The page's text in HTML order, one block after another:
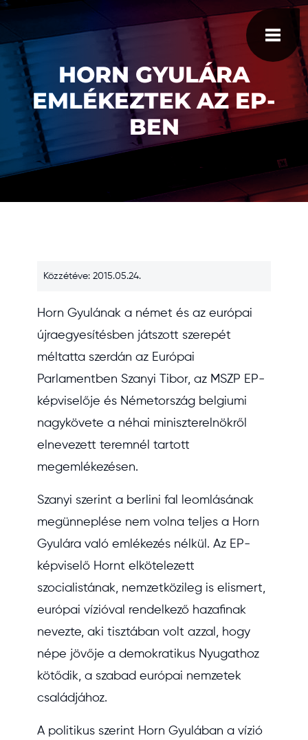
HORN GYULÁRA
EMLÉKEZTEK AZ EP-
BEN
Közzétéve: 2015.05.24.
Horn Gyulának a német és az európai
újraegyesítésben játszott szerepét
méltatta szerdán az Európai
Parlamentben Szanyi Tibor, az MSZP EP-
képviselője és Németország belgiumi
nagykövete a néhai miniszterelnökről
elnevezett teremnél tartott
megemlékezésen.
Szanyi szerint a berlini fal leomlásának
megünneplése nem volna teljes a Horn
Gyulára való emlékezés nélkül. Az EP-
képviselő Hornt elkötelezett
szocialistának, nemzetközileg is elismert,
európai vízióval rendelkező hazafinak
nevezte, aki tisztában volt azzal, hogy
népe jövője a demokratikus Nyugathoz
kötődik, a szabad európai nemzetek
családjához.
A politikus szerint Horn Gyulában a vízió